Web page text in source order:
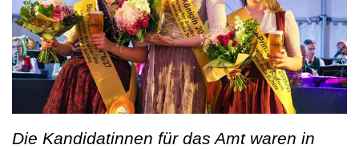
Die Kandidatinnen für das Amt waren in